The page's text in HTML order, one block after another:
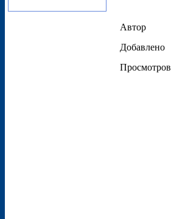
Автор
Добавлено
Просмотров